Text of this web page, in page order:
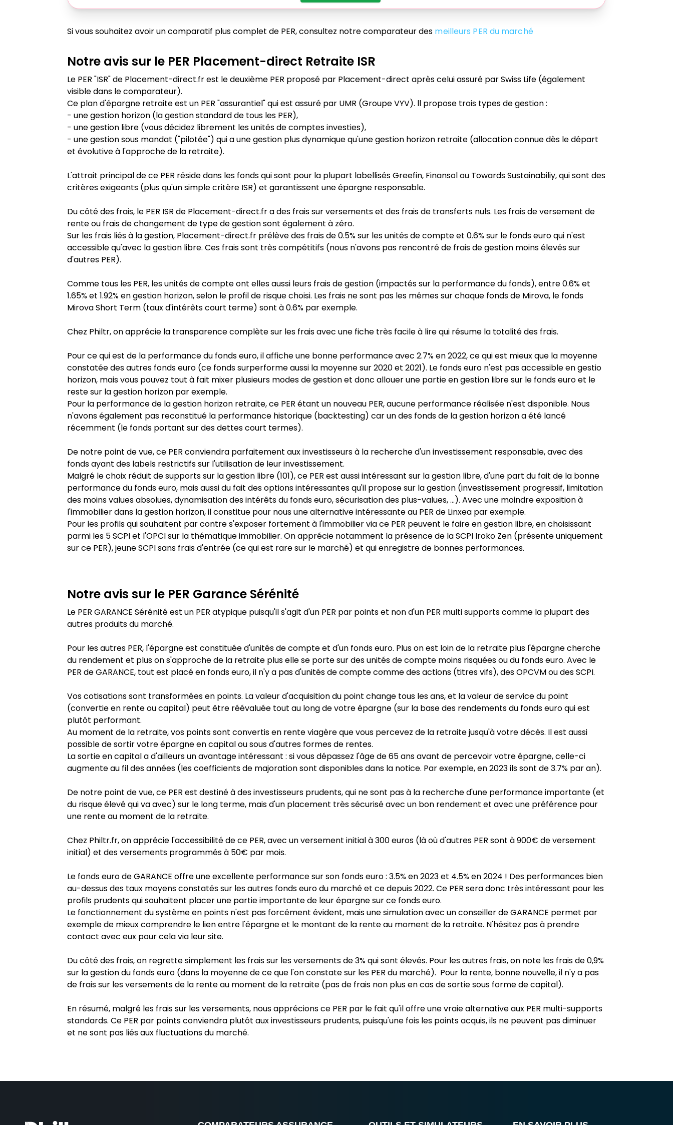
Si vous souhaitez avoir un comparatif plus complet de PER, consultez notre comparateur des meilleurs PER du marché
Notre avis sur le PER Placement-direct Retraite ISR
Le PER "ISR" de Placement-direct.fr est le deuxième PER proposé par Placement-direct après celui assuré par Swiss Life (également
visible dans le comparateur).
Ce plan d'épargne retraite est un PER "assurantiel" qui est assuré par UMR (Groupe VYV). ll propose trois types de gestion :
- une gestion horizon (la gestion standard de tous les PER),
- une gestion libre (vous décidez librement les unités de comptes investies),
- une gestion sous mandat ("pilotée") qui a une gestion plus dynamique qu'une gestion horizon retraite (allocation connue dès le départ
et évolutive à l'approche de la retraite).
L'attrait principal de ce PER réside dans les fonds qui sont pour la plupart labellisés Greefin, Finansol ou Towards Sustainabiliy, qui sont des
critères exigeants (plus qu'un simple critère ISR) et garantissent une épargne responsable.
Du côté des frais, le PER ISR de Placement-direct.fr a des frais sur versements et des frais de transferts nuls. Les frais de versement de
rente ou frais de changement de type de gestion sont également à zéro.
Sur les frais liés à la gestion, Placement-direct.fr prélève des frais de 0.5% sur les unités de compte et 0.6% sur le fonds euro qui n'est
accessible qu'avec la gestion libre. Ces frais sont très compétitifs (nous n'avons pas rencontré de frais de gestion moins élevés sur
d'autres PER).
Comme tous les PER, les unités de compte ont elles aussi leurs frais de gestion (impactés sur la performance du fonds), entre 0.6% et
1.65% et 1.92% en gestion horizon, selon le profil de risque choisi. Les frais ne sont pas les mêmes sur chaque fonds de Mirova, le fonds
Mirova Short Term (taux d'intérêts court terme) sont à 0.6% par exemple.
Chez Philtr, on apprécie la transparence complète sur les frais avec une fiche très facile à lire qui résume la totalité des frais.
Pour ce qui est de la performance du fonds euro, il affiche une bonne performance avec 2.7% en 2022, ce qui est mieux que la moyenne
constatée des autres fonds euro (ce fonds surperforme aussi la moyenne sur 2020 et 2021). Le fonds euro n'est pas accessible en gestio
horizon, mais vous pouvez tout à fait mixer plusieurs modes de gestion et donc allouer une partie en gestion libre sur le fonds euro et le
reste sur la gestion horizon par exemple.
Pour la performance de la gestion horizon retraite, ce PER étant un nouveau PER, aucune performance réalisée n'est disponible. Nous
n'avons également pas reconstitué la performance historique (backtesting) car un des fonds de la gestion horizon a été lancé
récemment (le fonds portant sur des dettes court termes).
De notre point de vue, ce PER conviendra parfaitement aux investisseurs à la recherche d'un investissement responsable, avec des
fonds ayant des labels restrictifs sur l'utilisation de leur investissement.
Malgré le choix réduit de supports sur la gestion libre (101), ce PER est aussi intéressant sur la gestion libre, d'une part du fait de la bonne
performance du fonds euro, mais aussi du fait des options intéressantes qu'il propose sur la gestion (investissement progressif, limitation
des moins values absolues, dynamisation des intérêts du fonds euro, sécurisation des plus-values, ...). Avec une moindre exposition à
l'immobilier dans la gestion horizon, il constitue pour nous une alternative intéressante au PER de Linxea par exemple.
Pour les profils qui souhaitent par contre s'exposer fortement à l'immobilier via ce PER peuvent le faire en gestion libre, en choisissant
parmi les 5 SCPI et l'OPCI sur la thématique immobilier. On apprécie notamment la présence de la SCPI Iroko Zen (présente uniquement
sur ce PER), jeune SCPI sans frais d'entrée (ce qui est rare sur le marché) et qui enregistre de bonnes performances.
Notre avis sur le PER Garance Sérénité
Le PER GARANCE Sérénité est un PER atypique puisqu'il s'agit d'un PER par points et non d'un PER multi supports comme la plupart des
autres produits du marché.
Pour les autres PER, l'épargne est constituée d'unités de compte et d'un fonds euro. Plus on est loin de la retraite plus l'épargne cherche
du rendement et plus on s'approche de la retraite plus elle se porte sur des unités de compte moins risquées ou du fonds euro. Avec le
PER de GARANCE, tout est placé en fonds euro, il n'y a pas d'unités de compte comme des actions (titres vifs), des OPCVM ou des SCPI.
Vos cotisations sont transformées en points. La valeur d'acquisition du point change tous les ans, et la valeur de service du point
(convertie en rente ou capital) peut être réévaluée tout au long de votre épargne (sur la base des rendements du fonds euro qui est
plutôt performant.
Au moment de la retraite, vos points sont convertis en rente viagère que vous percevez de la retraite jusqu'à votre décès. Il est aussi
possible de sortir votre épargne en capital ou sous d'autres formes de rentes.
La sortie en capital a d'ailleurs un avantage intéressant : si vous dépassez l'âge de 65 ans avant de percevoir votre épargne, celle-ci
augmente au fil des années (les coefficients de majoration sont disponibles dans la notice. Par exemple, en 2023 ils sont de 3.7% par an).
De notre point de vue, ce PER est destiné à des investisseurs prudents, qui ne sont pas à la recherche d'une performance importante (et
du risque élevé qui va avec) sur le long terme, mais d'un placement très sécurisé avec un bon rendement et avec une préférence pour
une rente au moment de la retraite.
Chez Philtr.fr, on apprécie l'accessibilité de ce PER, avec un versement initial à 300 euros (là où d'autres PER sont à 900€ de versement
initial) et des versements programmés à 50€ par mois.
Le fonds euro de GARANCE offre une excellente performance sur son fonds euro : 3.5% en 2023 et 4.5% en 2024 ! Des performances bien
au-dessus des taux moyens constatés sur les autres fonds euro du marché et ce depuis 2022. Ce PER sera donc très intéressant pour les
profils prudents qui souhaitent placer une partie importante de leur épargne sur ce fonds euro.
Le fonctionnement du système en points n'est pas forcément évident, mais une simulation avec un conseiller de GARANCE permet par
exemple de mieux comprendre le lien entre l'épargne et le montant de la rente au moment de la retraite. N'hésitez pas à prendre
contact avec eux pour cela via leur site.
Du côté des frais, on regrette simplement les frais sur les versements de 3% qui sont élevés. Pour les autres frais, on note les frais de 0,9%
sur la gestion du fonds euro (dans la moyenne de ce que l'on constate sur les PER du marché). Pour la rente, bonne nouvelle, il n'y a pas
de frais sur les versements de la rente au moment de la retraite (pas de frais non plus en cas de sortie sous forme de capital).
En résumé, malgré les frais sur les versements, nous apprécions ce PER par le fait qu'il offre une vraie alternative aux PER multi-supports
standards. Ce PER par points conviendra plutôt aux investisseurs prudents, puisqu'une fois les points acquis, ils ne peuvent pas diminuer
et ne sont pas liés aux fluctuations du marché.